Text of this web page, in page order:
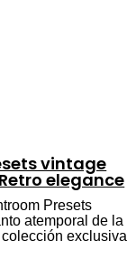
vintage
elegance
Presets
atemporal de la
exclusiva